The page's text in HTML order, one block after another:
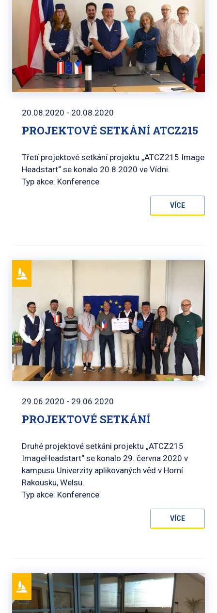
20.08.2020 - 20.08.2020
PROJEKTOVÉ SETKÁNÍ ATCZ215
Třetí projektové setkání projektu „ATCZ215 Image
Headstart“ se konalo 20.8.2020 ve Vídni.
Typ akce: Konference
VÍCE
29.06.2020 - 29.06.2020
PROJEKTOVÉ SETKÁNÍ
Druhé projektové setkáni projektu „ATCZ215
ImageHeadstart“ se konalo 29. června 2020 v
kampusu Univerzity aplikovaných věd v Horní
Rakousku, Welsu.
Typ akce: Konference
VÍCE